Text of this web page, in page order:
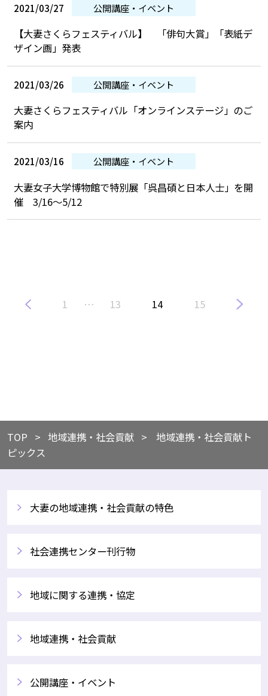
2021/03/27 公開講座・イベント
【大妻さくらフェスティバル】 「俳句大賞」「表紙デ
ザイン画」発表
2021/03/26 公開講座・イベント
大妻さくらフェスティバル「オンラインステージ」のご
案内
2021/03/16 公開講座・イベント
大妻女子大学博物館で特別展「呉昌碩と日本人士」を開
催 3/16～5/12
1 … 13 14 15
TOP ​地域連携・社会貢献
地域連携・社会貢献ト
ピックス
大妻の地域連携・社会貢献の特色
社会連携センター刊行物
地域に関する連携・協定
地域連携・社会貢献
公開講座・イベント